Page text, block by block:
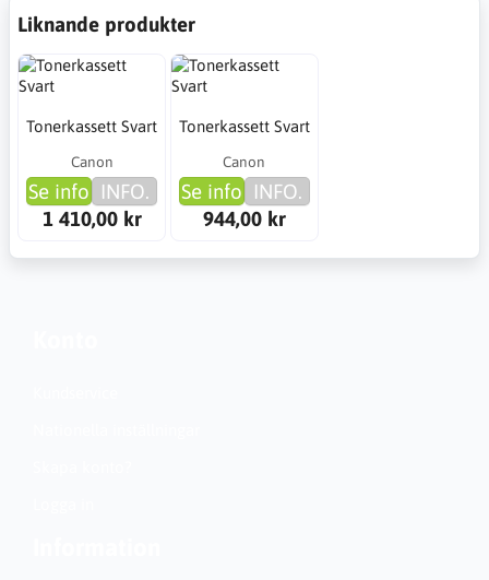
Liknande produkter
Tonerkassett Svart
Canon
Se info INFO.
1 410,00 kr
Tonerkassett Svart
Canon
Se info INFO.
944,00 kr